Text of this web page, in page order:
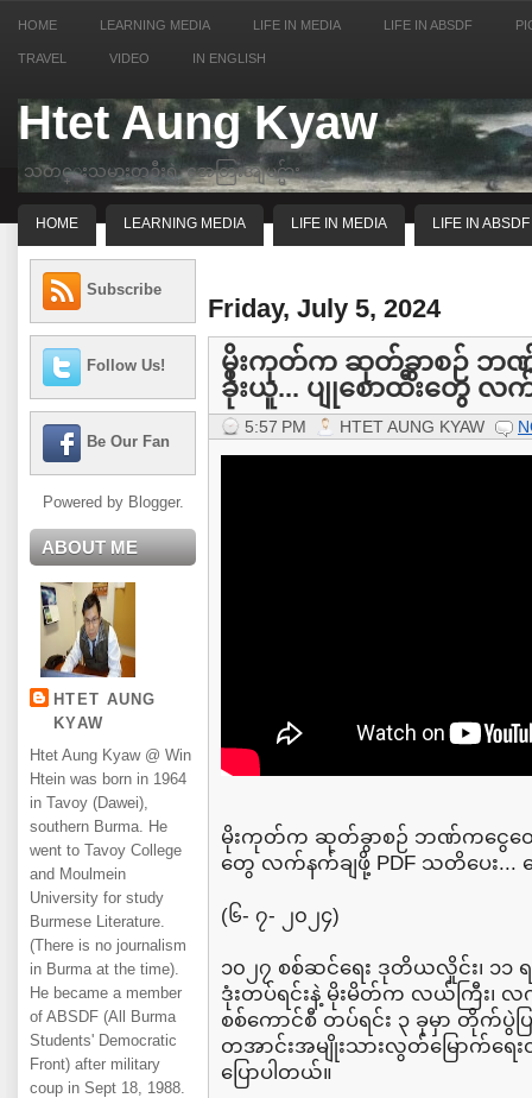
HOME LEARNING MEDIA LIFE IN MEDIA LIFE IN ABSDF
TRAVEL VIDEO IN ENGLISH
Htet Aung Kyaw
သတင္းသမားတဦးရဲ့ အေတြးအျမင္မ်ား
HOME LEARNING MEDIA LIFE IN MEDIA LIFE IN ABSDF
Subscribe
Follow Us!
Be Our Fan
Powered by Blogger.
ABOUT ME
HTET AUNG
KYAW
Htet Aung Kyaw @ Win
Htein was born in 1964
in Tavoy (Dawei),
southern Burma. He
went to Tavoy College
and Moulmein
University for study
Burmese Literature.
(There is no journalism
in Burma at the time).
He became a member
of ABSDF (All Burma
Students' Democratic
Front) after military
coup in Sept 18, 1988.
Friday, July 5, 2024
မိုးကုတ်က ဆုတ်ခွာစဉ် ဘဏ်
ခိုးယူ... ပျုစောထီးတွေ လ
5:57 PM HTET AUNG KYAW
မိုးကုတ်က ဆုတ်ခွာစဉ် ဘဏ်ကငွေတွေ
တွေ လက်နက်ချဖို့ PDF သတိပေး...
(၆- ၇- ၂၀၂၄)
၁၀၂၇ စစ်ဆင်ရေး ဒုတိယလှိုင်း၊ ၁၁ ရ
ဒုံးတပ်ရင်းနဲ့ မိုးမိတ်က လယ်ကြီး၊
စစ်ကောင်စီ တပ်ရင်း ၃ ခုမှာ တိုက်ပွဲပ
တအာင်းအမျိုးသားလွတ်မြောက်ရေ
ပြောပါတယ်။